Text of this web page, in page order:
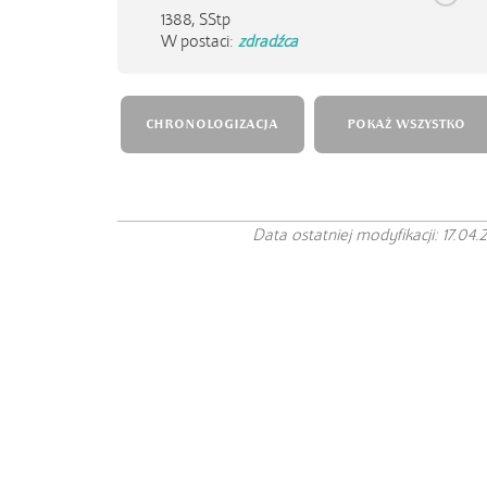
1388, SStp
W postaci: zdradźca
CHRONOLOGIZACJA POKAŻ WSZYSTKO
Data ostatniej modyfikacji: